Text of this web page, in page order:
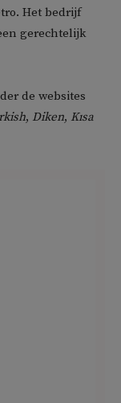
Het bedrijf
gerechtelijk
de websites
, Diken, Kısa